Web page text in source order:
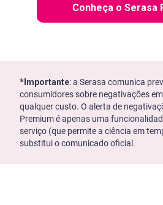
Conheça o Serasa
*Importante: a Serasa comunica
consumidores sobre negativações em
qualquer custo. O alerta de
Premium é apenas uma
serviço (que permite a ciência em
substitui o comunicado oficial.